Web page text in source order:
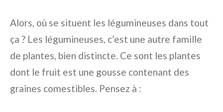
Alors, où se situent les légumineuses dans tout
ça ? Les légumineuses, c’est une autre famille
de plantes, bien distincte. Ce sont les plantes
dont le fruit est une gousse contenant des
graines comestibles. Pensez à :